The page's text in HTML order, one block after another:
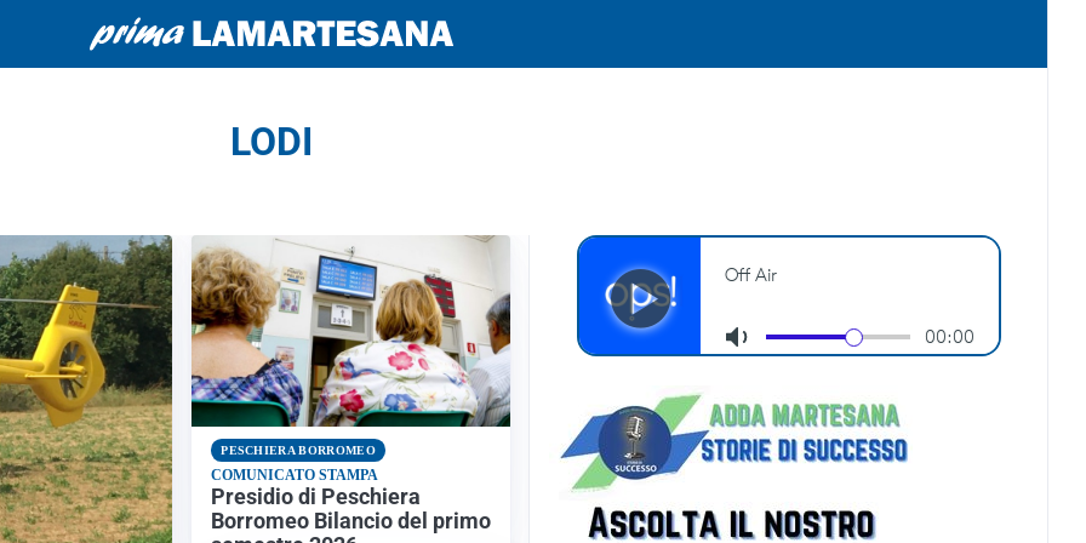
LODI
PESCHIERA BORROMEO
COMUNICATO STAMPA
Presidio di Peschiera
Borromeo Bilancio del primo